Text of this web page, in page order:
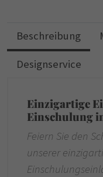
Beschreibung
Designservice
Einzigartige
Einschulung
Feiern Sie den
unserer